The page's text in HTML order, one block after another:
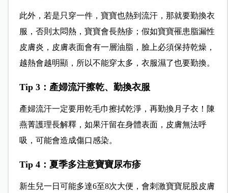
此外，若是只穿一件，寶寶也熱到流汗，那就要勤換衣
服，否則太悶熱，寶寶會長熱疹；假如寶寶罹患脂漏性
皮膚炎，皮膚表面會有一層油脂，臉上必須保持乾燥，
越熱會越明顯，所以不能穿太多，衣服濕了也要勤換。
Tip 3：產婦流汗擦乾、勤換衣服
產婦流汗一定要用乾毛巾擦拭乾淨，再勤換月子衣！陳
燕菁護理長解釋，如果汗留在身體表面，皮膚無法呼
吸，可能會造成傷口感染。
Tip 4：夏季多注意寶寶尿布疹
新生兒一日可能多達6至8次大便，會刺激寶寶屁股皮膚